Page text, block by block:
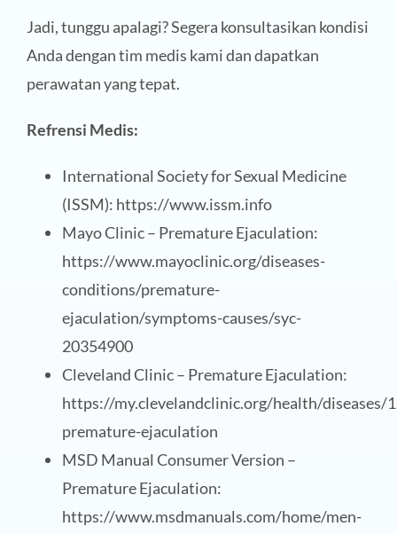
Jadi, tunggu apalagi? Segera konsultasikan kondisi
Anda dengan tim medis kami dan dapatkan
perawatan yang tepat.
Refrensi Medis:
International Society for Sexual Medicine
(ISSM): https://www.issm.info
Mayo Clinic – Premature Ejaculation:
https://www.mayoclinic.org/diseases-
conditions/premature-
ejaculation/symptoms-causes/syc-
20354900
Cleveland Clinic – Premature Ejaculation:
https://my.clevelandclinic.org/health/diseases/
premature-ejaculation
MSD Manual Consumer Version –
Premature Ejaculation:
https://www.msdmanuals.com/home/men-